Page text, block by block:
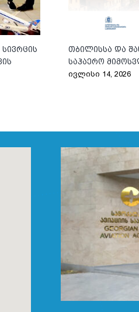
სივრცის
თბილისსა და
საჰაერო
ივლისი 14, 2026